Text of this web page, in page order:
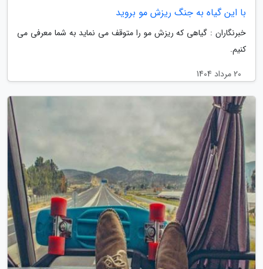
با این گیاه به جنگ ریزش مو بروید
خبرنگاران : گیاهی که ریزش مو را متوقف می نماید به شما معرفی می
کنیم.
20 مرداد 1404